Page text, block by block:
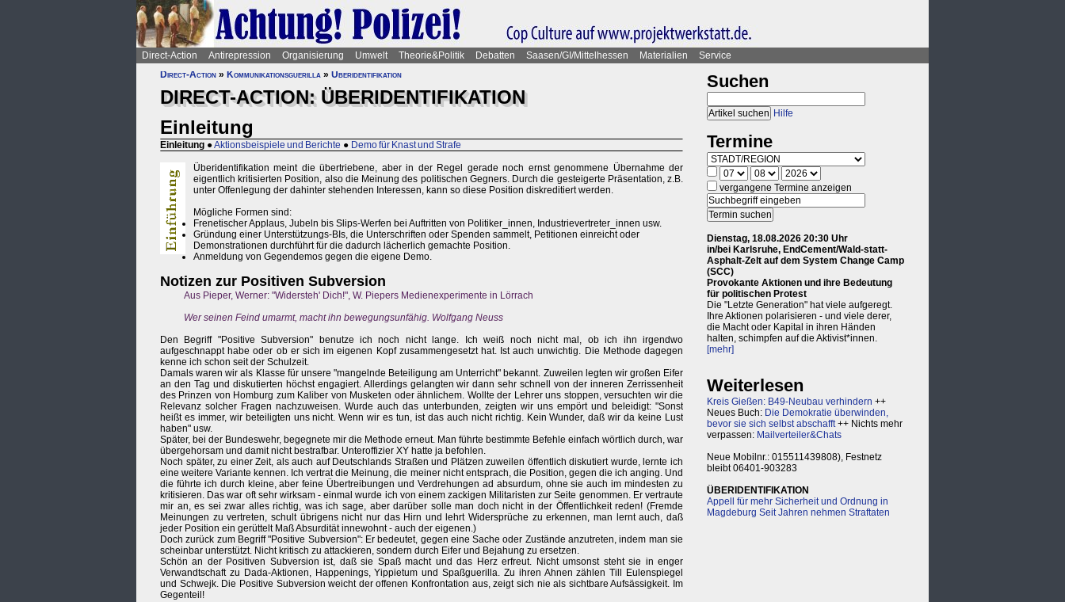
Direct-Action Antirepression Organisierung Umwelt Theorie&Politik Debatten Saasen/GI/Mittelhessen Materialien
Service
Direct-Action » Kommunikationsguerilla » Überidentifikation
DIRECT-ACTION: ÜBERIDENTIFIKATION
Einleitung
Einleitung ●Aktionsbeispiele und Berichte ● Demo für Knast und Strafe
Überidentifikation meint die übertriebene, aber in der Regel gerade noch ernst genommene Übernahme der
eigentlich kritisierten Position, also die Meinung des politischen Gegners. Durch die gesteigerte Präsentation, z.B.
unter Offenlegung der dahinter stehenden Interessen, kann so diese Position diskreditiert werden.
Mögliche Formen sind:
Frenetischer Applaus, Jubeln bis Slips-Werfen bei Auftritten von Politiker_innen, Industrievertreter_innen usw.
Gründung einer Unterstützungs-BIs, die Unterschriften oder Spenden sammelt, Petitionen einreicht oder
Demonstrationen durchführt für die dadurch lächerlich gemachte Position.
Anmeldung von Gegendemos gegen die eigene Demo.
Notizen zur Positiven Subversion
Aus Pieper, Werner: "Widersteh' Dich!", W. Piepers Medienexperimente in Lörrach
Wer seinen Feind umarmt, macht ihn bewegungsunfähig. Wolfgang Neuss
Den Begriff "Positive Subversion" benutze ich noch nicht lange. Ich weiß noch nicht mal, ob ich ihn irgendwo
aufgeschnappt habe oder ob er sich im eigenen Kopf zusammengesetzt hat. Ist auch unwichtig. Die Methode dagegen
kenne ich schon seit der Schulzeit.
Damals waren wir als Klasse für unsere "mangelnde Beteiligung am Unterricht" bekannt. Zuweilen legten wir großen Eifer
an den Tag und diskutierten höchst engagiert. Allerdings gelangten wir dann sehr schnell von der inneren Zerrissenheit
des Prinzen von Homburg zum Kaliber von Musketen oder ähnlichem. Wollte der Lehrer uns stoppen, versuchten wir die
Relevanz solcher Fragen nachzuweisen. Wurde auch das unterbunden, zeigten wir uns empört und beleidigt: "Sonst
heißt es immer, wir beteiligten uns nicht. Wenn wir es tun, ist das auch nicht richtig. Kein Wunder, daß wir da keine Lust
haben" usw.
Später, bei der Bundeswehr, begegnete mir die Methode erneut. Man führte bestimmte Befehle einfach wörtlich durch, war
übergehorsam und damit nicht bestrafbar. Unteroffizier XY hatte ja befohlen.
Noch später, zu einer Zeit, als auch auf Deutschlands Straßen und Plätzen zuweilen öffentlich diskutiert wurde, lernte ich
eine weitere Variante kennen. Ich vertrat die Meinung, die meiner nicht entsprach, die Position, gegen die ich anging. Und
die führte ich durch kleine, aber feine Übertreibungen und Verdrehungen ad absurdum, ohne sie auch im mindesten zu
kritisieren. Das war oft sehr wirksam - einmal wurde ich von einem zackigen Militaristen zur Seite genommen. Er vertraute
mir an, es sei zwar alles richtig, was ich sage, aber darüber solle man doch nicht in der Öffentlichkeit reden! (Fremde
Meinungen zu vertreten, schult übrigens nicht nur das Hirn und lehrt Widersprüche zu erkennen, man lernt auch, daß
jeder Position ein gerüttelt Maß Absurdität innewohnt - auch der eigenen.)
Doch zurück zum Begriff "Positive Subversion": Er bedeutet, gegen eine Sache oder Zustände anzutreten, indem man sie
scheinbar unterstützt. Nicht kritisch zu attackieren, sondern durch Eifer und Bejahung zu ersetzen.
Schön an der Positiven Subversion ist, daß sie Spaß macht und das Herz erfreut. Nicht umsonst steht sie in enger
Verwandtschaft zu Dada-Aktionen, Happenings, Yippietum und Spaßguerilla. Zu ihren Ahnen zählen Till Eulenspiegel
und Schwejk. Die Positive Subversion weicht der offenen Konfrontation aus, zeigt sich nie als sichtbare Aufsässigkeit. Im
Gegenteil!
Suchen
Hilfe
Termine
vergangene Termine anzeigen
Dienstag, 18.08.2026 20:30 Uhr
in/bei Karlsruhe, EndCement/Wald-statt-
Asphalt-Zelt auf dem System Change Camp
(SCC)
Provokante Aktionen und ihre Bedeutung
für politischen Protest
Die "Letzte Generation" hat viele aufgeregt.
Ihre Aktionen polarisieren - und viele derer,
die Macht oder Kapital in ihren Händen
halten, schimpfen auf die Aktivist*innen.
[mehr]
Weiterlesen
Kreis Gießen: B49-Neubau verhindern ++
Neues Buch: Die Demokratie überwinden,
bevor sie sich selbst abschafft++ Nichts mehr
verpassen: Mailverteiler&Chats
Neue Mobilnr.: 015511439808), Festnetz
bleibt 06401-903283
ÜBERIDENTIFIKATION
Appell für mehr Sicherheit und Ordnung in
Magdeburg Seit Jahren nehmen Straftaten